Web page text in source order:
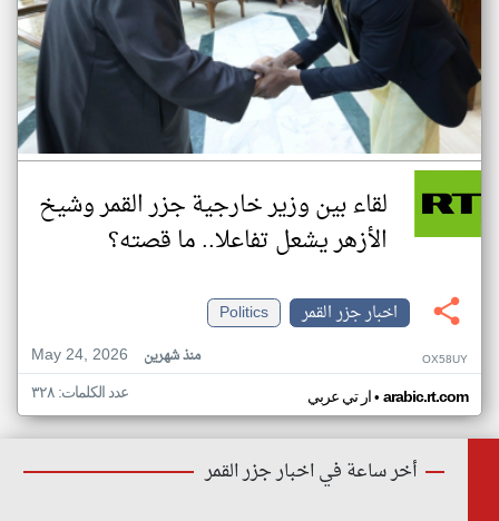
لقاء بين وزير خارجية جزر القمر وشيخ
الأزهر يشعل تفاعلا.. ما قصته؟
اخبار جزر القمر
Politics
May 24, 2026
منذ شهرين OX58UY
ار تي عربي• arabic.rt.com عدد الكلمات: ٣٢٨
أخر ساعة في اخبار جزر القمر